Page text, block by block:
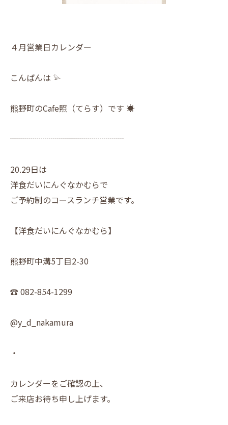
４月営業日カレンダー
こんばんは 𓅫
熊野町のCafe照（てらす）です ☀︎
┈┈┈┈┈┈┈┈┈┈┈┈┈┈
20.29日は
洋食だいにんぐなかむらで
ご予約制のコースランチ営業です。
【洋食だいにんぐなかむら】
熊野町中溝5丁目2-30
☎︎ 082-854-1299
@y_d_nakamura
・
カレンダーをご確認の上、
ご来店お待ち申し上げます。